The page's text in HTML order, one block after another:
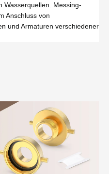
Wasserquellen. Messing-
Anschluss von
und Armaturen verschiedener